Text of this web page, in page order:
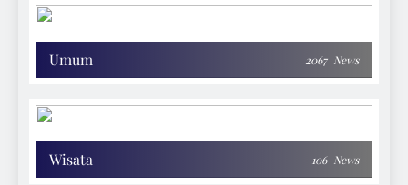
Umum 2067 News
Wisata 106 News